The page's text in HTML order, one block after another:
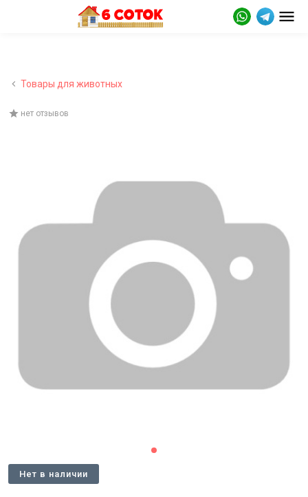
Товары для животных
нет отзывов
Нет в наличии